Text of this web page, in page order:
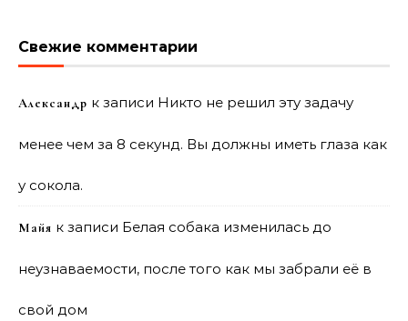
Свежие комментарии
Александр к записи Никто не решил эту задачу
менее чем за 8 секунд. Вы должны иметь глаза как
у сокола.
Майя к записи Белая собака изменилась до
неузнаваемости, после того как мы забрали её в
свой дом